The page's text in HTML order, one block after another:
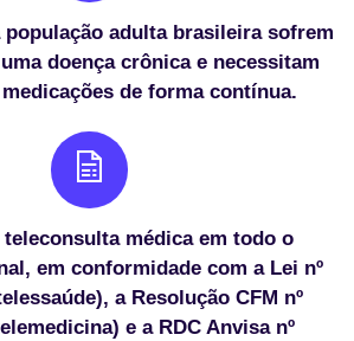
população adulta brasileira sofrem
doença crônica e necessitam
de forma contínua.
médica em todo o
em conformidade com a Lei nº
a Resolução CFM nº
e a RDC Anvisa nº